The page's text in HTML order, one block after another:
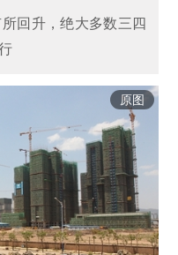
回升，绝大多数三四
原图